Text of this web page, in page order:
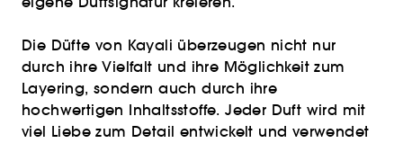
Die Düfte von Kayali überzeugen nicht nur
durch ihre Vielfalt und ihre Möglichkeit zum
Layering, sondern auch durch ihre
hochwertigen Inhaltsstoffe. Jeder Duft wird mit
viel Liebe zum Detail entwickelt und verwendet